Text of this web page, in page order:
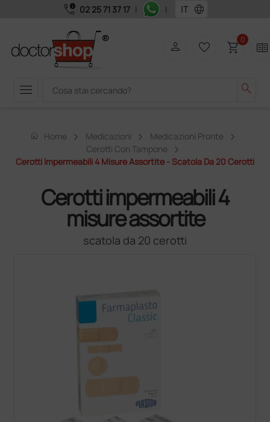
call_quality 02 25 71 37 17 | | language
menu search
person favorite_border shopping_cart0 two_pager
home Home Medicazioni
Medicazioni Pronte
Cerotti Con Tampone
Cerotti Impermeabili 4 Misure Assortite - Scatola Da 20 Cerotti
Cerotti impermeabili 4
misure assortite
scatola da 20 cerotti